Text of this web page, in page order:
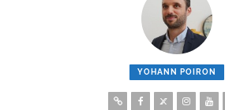
YOHANN POIRON